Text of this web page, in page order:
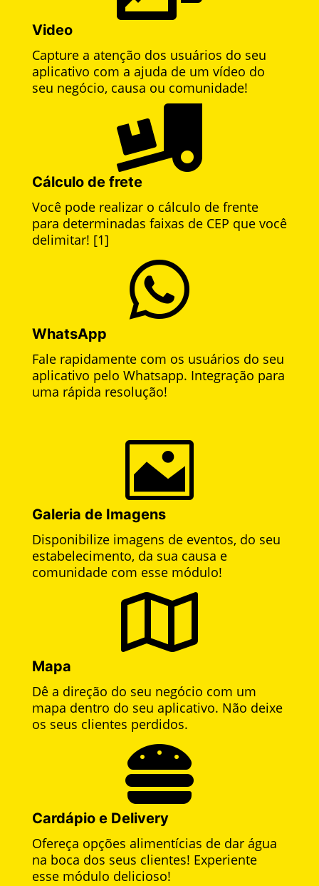
Video
Capture a atenção dos usuários do seu
aplicativo com a ajuda de um vídeo do
seu negócio, causa ou comunidade!

Cálculo de frete
Você pode realizar o cálculo de frente
para determinadas faixas de CEP que você
delimitar! [1]

WhatsApp
Fale rapidamente com os usuários do seu
aplicativo pelo Whatsapp. Integração para
uma rápida resolução!

Galeria de Imagens
Disponibilize imagens de eventos, do seu
estabelecimento, da sua causa e
comunidade com esse módulo!

Mapa
Dê a direção do seu negócio com um
mapa dentro do seu aplicativo. Não deixe
os seus clientes perdidos.

Cardápio e Delivery
Ofereça opções alimentícias de dar água
na boca dos seus clientes! Experiente
esse módulo delicioso!